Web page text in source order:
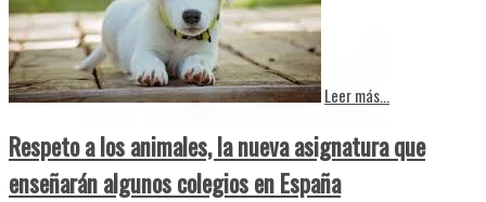
Leer más...
Respeto a los animales, la nueva asignatura que
enseñarán algunos colegios en España